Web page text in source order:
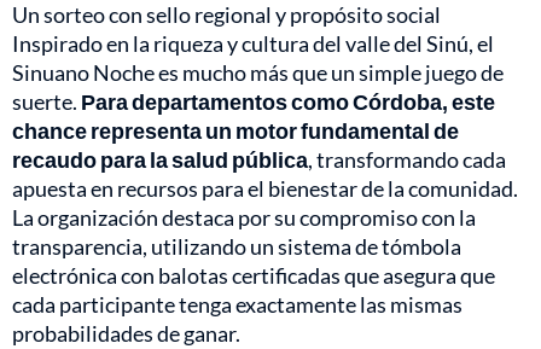
Un sorteo con sello regional y propósito social
Inspirado en la riqueza y cultura del valle del Sinú, el
Sinuano Noche es mucho más que un simple juego de
suerte. Para departamentos como Córdoba, este
chance representa un motor fundamental de
recaudo para la salud pública, transformando cada
apuesta en recursos para el bienestar de la comunidad.
La organización destaca por su compromiso con la
transparencia, utilizando un sistema de tómbola
electrónica con balotas certificadas que asegura que
cada participante tenga exactamente las mismas
probabilidades de ganar.